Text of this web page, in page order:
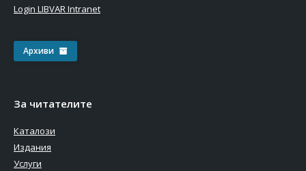
Login LIBVAR Intranet
Архиви
За читателите
Каталози
Издания
Услуги